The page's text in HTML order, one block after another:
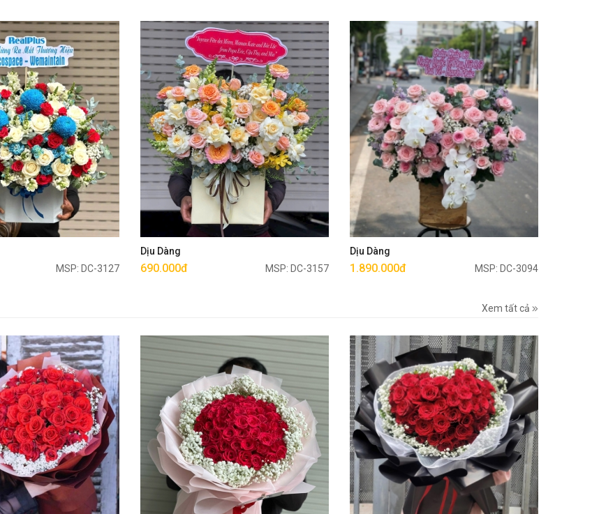
MSP: DC-3127
Mua ngay
Dịu Dàng
690.000đ MSP: DC-3157
Mua ngay
Dịu Dàng
1.890.000đ MSP: DC-3094
Mua ngay
Xem tất cả